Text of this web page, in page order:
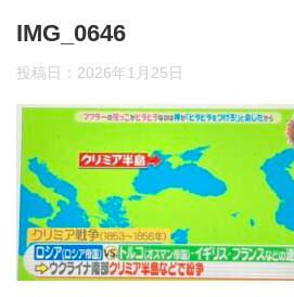
IMG_0646
投稿日： 2026年1月25日